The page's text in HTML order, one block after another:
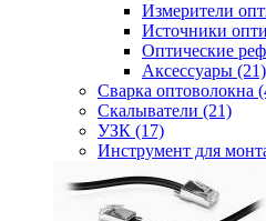
Измерители
Источники
Оптические
Аксессуары (21)
Сварка оптоволокна
Скалыватели (21)
УЗК (17)
Инструмент для